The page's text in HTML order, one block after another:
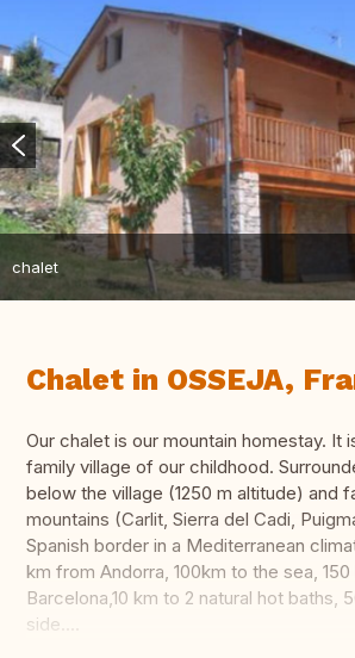
chalet
Chalet in OSSEJA,
Our chalet is our mountain homestay. It
family village of our childhood.
below the village (1250 m altitude) and
mountains (Carlit, Sierra del Cadi,
Spanish border in a Mediterranean
km from Andorra, 100km to the sea,
Barcelona,10 km to 2 natural hot baths,
side....